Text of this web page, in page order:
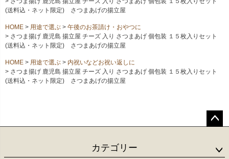
(送料込・ネット限定) さつまあげの揚立屋
HOME 用途で選ぶ
午後のお茶請け・おやつに
さつま揚げ 鹿児島 揚立屋 チーズ 入り さつまあげ 個包装 １５枚入りセット
(送料込・ネット限定) さつまあげの揚立屋
HOME 用途で選ぶ
内祝いなどお祝い返しに
さつま揚げ 鹿児島 揚立屋 チーズ 入り さつまあげ 個包装 １５枚入りセット
(送料込・ネット限定) さつまあげの揚立屋
ップ
カテゴリー